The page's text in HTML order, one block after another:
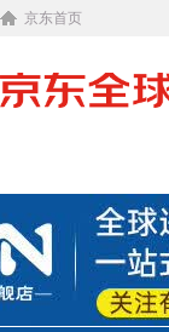
京东首页